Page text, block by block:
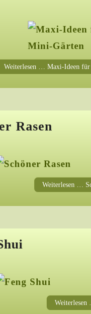
Weiterlesen … Maxi-Ideen
Rasen
Weiterlesen …